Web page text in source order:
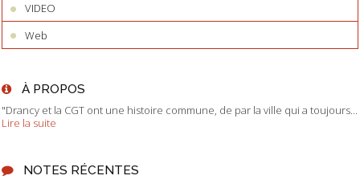
VIDEO
Web
À PROPOS
"Drancy et la CGT ont une histoire commune, de par la ville qui a toujours...
Lire la suite
NOTES RÉCENTES